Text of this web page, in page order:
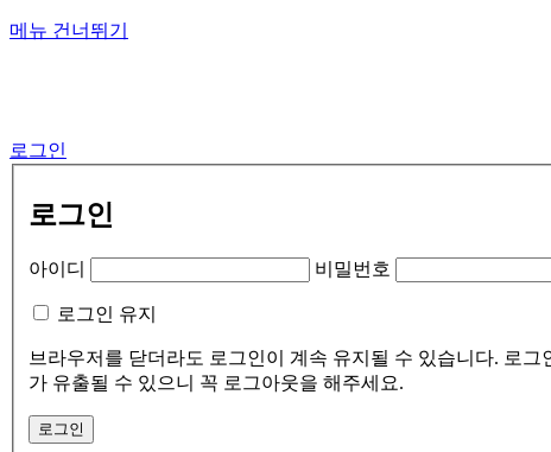
메뉴 건너뛰기
로그인
로그인
아이디 비밀번호
로그인 유지
브라우저를 닫더라도 로그인이 계속 유지될 수 있습니다. 로
가 유출될 수 있으니 꼭 로그아웃을 해주세요.